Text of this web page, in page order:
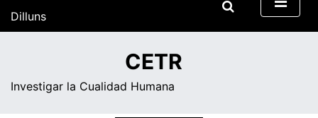
Dilluns
CETR
Investigar la Cualidad Humana